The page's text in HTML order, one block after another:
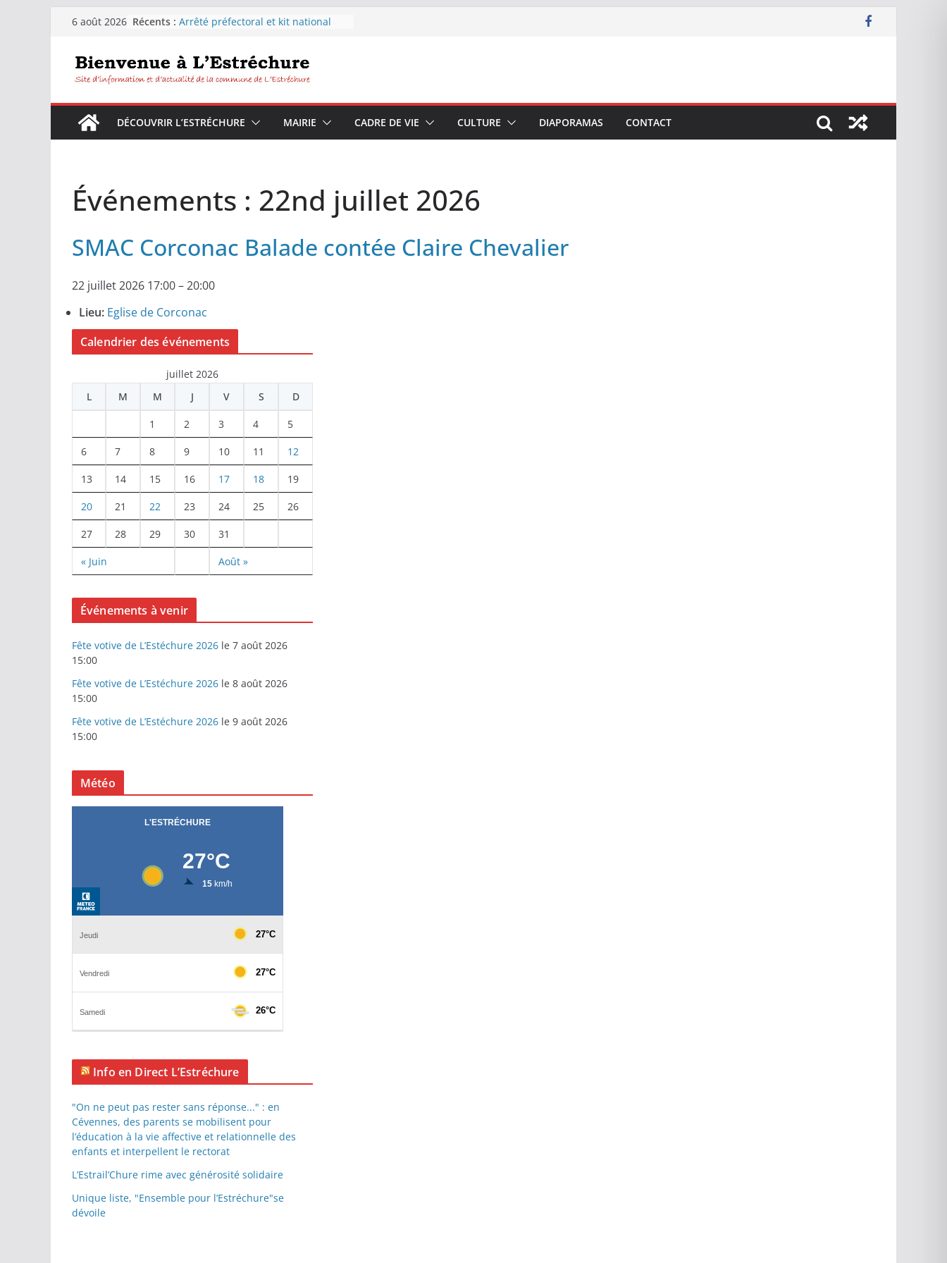
Passer
contenu
6 août 2026 Récents : Arrêté préfectoral et kit national
habitants de la commune de
L’Estréchure.
l’eau du robinet
Fête votive de L’Estréchure du 7 au
DÉCOUVRIR L’ESTRÉCHURE MAIRIE CADRE DE VIE CULTURE DIAPORAMAS CONTACT
Événements : 22nd juillet 2026
SMAC Corconac Balade contée Claire Chevalier
22 juillet 2026 17:00–20:00
Lieu: Eglise de Corconac
Calendrier des événements
juillet 2026
L
M M J V S D
1 2 3 4 5
6 7 8 9 10 11 12
13 14 15 16 17 18 19
20 21 22 23 24 25 26
27 28 29 30 31
« Juin Août »
Événements à venir
Fête votive de L’Estéchure 2026 le 7 août 2026
15:00
Fête votive de L’Estéchure 2026 le 8 août 2026
15:00
Fête votive de L’Estéchure 2026 le 9 août 2026
15:00
Météo
Info en Direct L’Estréchure
"On ne peut pas rester sans réponse..." : en
Cévennes, des parents se mobilisent pour
l’éducation à la vie affective et relationnelle des
enfants et interpellent le rectorat
L’Estrail’Chure rime avec générosité solidaire
Unique liste, "Ensemble pour l’Estréchure"se
dévoile